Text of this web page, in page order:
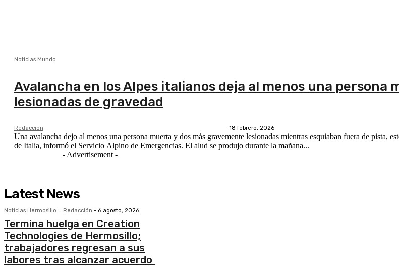
Noticias Mundo
Avalancha en los Alpes italianos deja al menos una persona
lesionadas de gravedad
Redacción - 18 febrero, 2026
Una avalancha dejo al menos una persona muerta y dos más gravemente lesionadas mientras esquiaban fuera de pista,
de Italia, informó el Servicio Alpino de Emergencias. El alud se produjo durante la mañana...
- Advertisement -
Latest News
Noticias Hermosillo Redacción - 6 agosto, 2026
Termina huelga en Creation
Technologies de Hermosillo;
trabajadores regresan a sus
labores tras alcanzar acuerdo